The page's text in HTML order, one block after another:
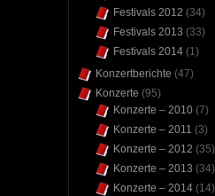
Festivals 2012 (34)
Festivals 2013 (33)
Festivals 2014 (1)
Konzertberichte (47)
Konzerte (95)
Konzerte – 2010 (7)
Konzerte – 2011 (3)
Konzerte – 2012 (35)
Konzerte – 2013 (34)
Konzerte – 2014 (14)